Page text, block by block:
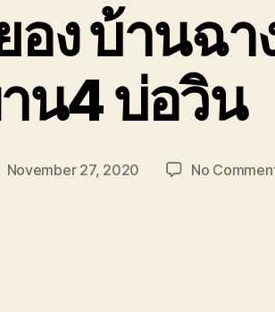
อง บ้านฉ
น4 บ่อวิน
November 27, 2020 No